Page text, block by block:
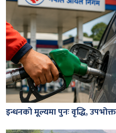
इन्धनको मूल्यमा पुनः वृद्धि,